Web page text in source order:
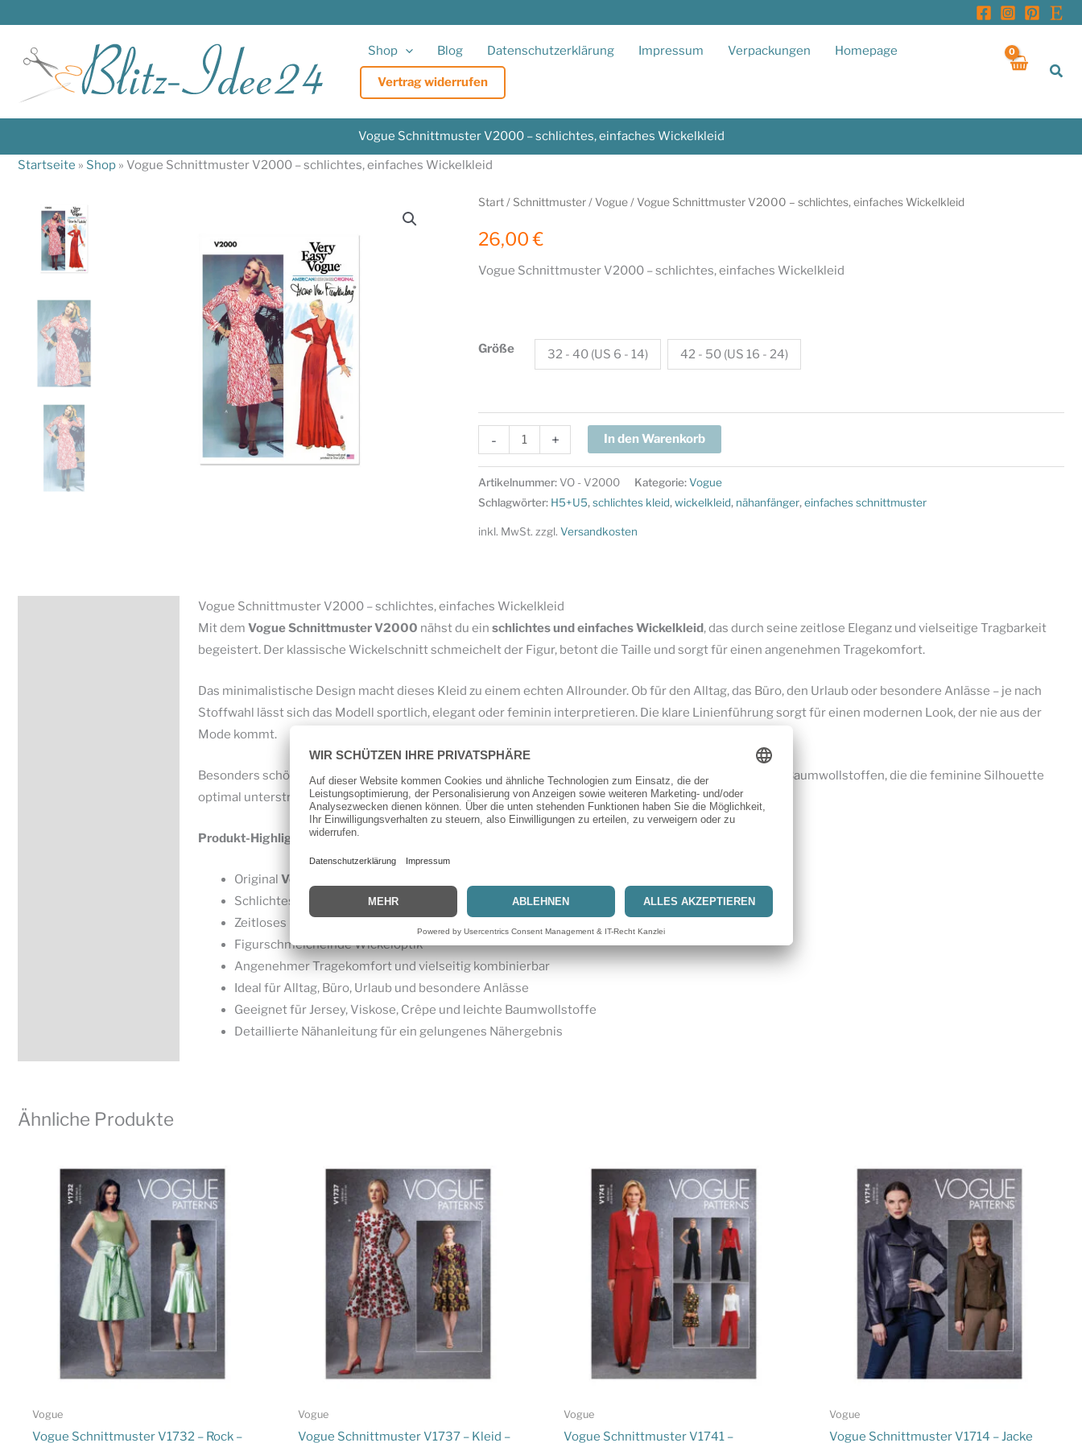
springen
Shop Blog Datenschutzerklärung Impressum Verpackungen Homepage
Vertrag widerrufen
Vogue Schnittmuster V2000 – schlichtes, einfaches Wickelkleid
Startseite » Shop » Vogue Schnittmuster V2000 – schlichtes, einfaches Wickelkleid
Start/ Schnittmuster/Vogue/ Vogue Schnittmuster V2000 – schlichtes, einfaches Wickelkleid
26,00€
Vogue Schnittmuster V2000 – schlichtes, einfaches Wickelkleid
Größe 32 - 40 (US 6 - 14) 42 - 50 (US 16 - 24)
-
Schnittmuster
V2000
-
+ In den Warenkorb
Artikelnummer:VO - V2000 Kategorie:Vogue
Schlagwörter: H5+U5,schlichtes kleid,wickelkleid, nähanfänger,einfaches schnittmuster
inkl. MwSt. zzgl. Versandkosten
Vogue Schnittmuster V2000 – schlichtes, einfaches Wickelkleid
Mit dem Vogue Schnittmuster V2000 nähst du ein schlichtes und einfaches Wickelkleid, das durch seine zeitlose Eleganz und vielseitige Tragbarkeit
begeistert. Der klassische Wickelschnitt schmeichelt der Figur, betont die Taille und sorgt für einen angenehmen Tragekomfort.
Das minimalistische Design macht dieses Kleid zu einem echten Allrounder. Ob für den Alltag, das Büro, den Urlaub oder besondere Anlässe – je nach
Stoffwahl lässt sich das Modell sportlich, elegant oder feminin interpretieren. Die klare Linienführung sorgt für einen modernen Look, der nie aus der
Mode kommt.
Besonders schön wirkt das Wickelkleid aus fließenden Stoffen wie Viskose, Jersey, Crêpe oder leichten Baumwollstoffen, die die feminine Silhouette
optimal unterstreichen.
Produkt-Highlights:
Original Vogue Schnittmuster V2000
Schlichtes und einfaches Wickelkleid zum Selbernähen
Zeitloses Design mit femininer Ausstrahlung
Figurschmeichelnde Wickeloptik
Angenehmer Tragekomfort und vielseitig kombinierbar
Ideal für Alltag, Büro, Urlaub und besondere Anlässe
Geeignet für Jersey, Viskose, Crêpe und leichte Baumwollstoffe
Detaillierte Nähanleitung für ein gelungenes Nähergebnis
Ähnliche Produkte
Vogue
Vogue Schnittmuster V1732 – Rock –
Vogue
Vogue Schnittmuster V1737 – Kleid –
Vogue
Vogue Schnittmuster V1741 –
Vogue
Vogue Schnittmuster V1714 – Jacke